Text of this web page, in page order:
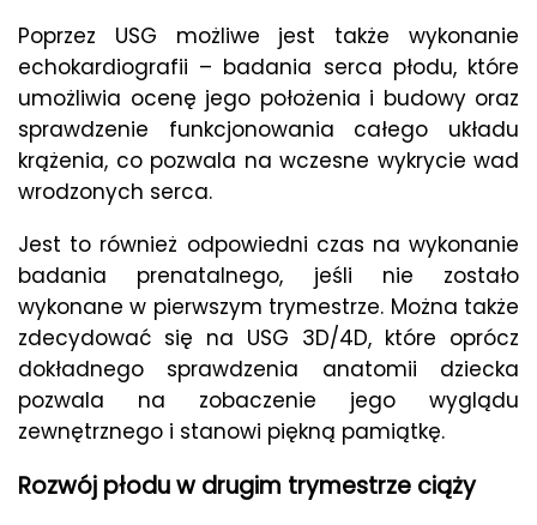
Poprzez USG możliwe jest także wykonanie
echokardiografii – badania serca płodu, które
umożliwia ocenę jego położenia i budowy oraz
sprawdzenie funkcjonowania całego układu
krążenia, co pozwala na wczesne wykrycie wad
wrodzonych serca.
Jest to również odpowiedni czas na wykonanie
badania prenatalnego, jeśli nie zostało
wykonane w pierwszym trymestrze. Można także
zdecydować się na USG 3D/4D, które oprócz
dokładnego sprawdzenia anatomii dziecka
pozwala na zobaczenie jego wyglądu
zewnętrznego i stanowi piękną pamiątkę.
Rozwój płodu w drugim trymestrze ciąży